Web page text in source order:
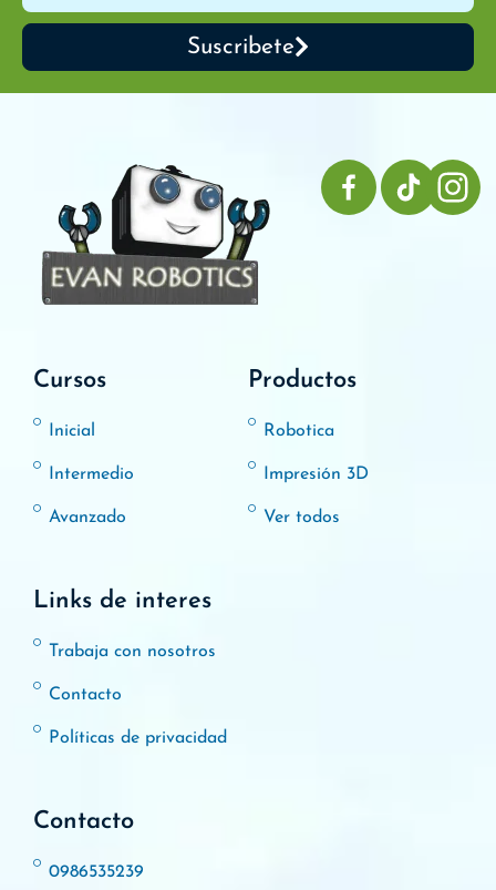
Suscribete
Cursos
Inicial
Intermedio
Avanzado
Productos
Robotica
Impresión 3D
Ver todos
Links de interes
Trabaja con nosotros
Contacto
Políticas de privacidad
Contacto
0986535239